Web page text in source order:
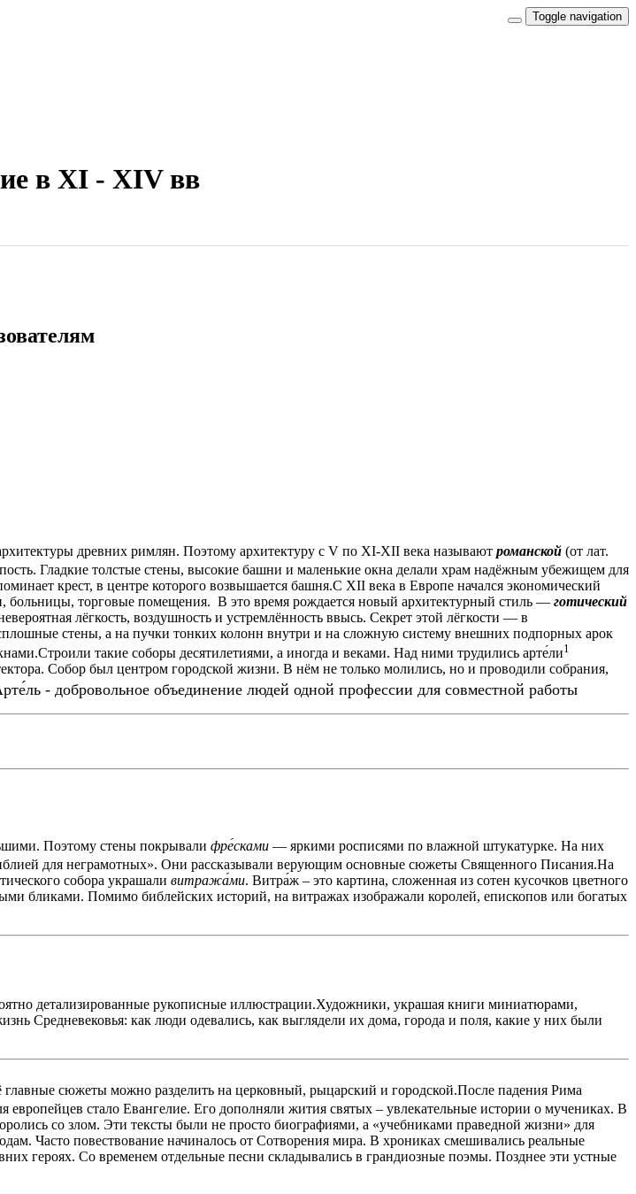
Toggle navigation
в XI - XIV вв
древних римлян. Поэтому архитектуру с V по XI-XII века называют романской (от лат.
Гладкие толстые стены, высокие башни и маленькие окна делали храм надёжным убежищем для
крест, в центре которого возвышается башня.С XII века в Европе начался экономический
больницы, торговые помещения. В это время рождается новый архитектурный стиль — готический
лёгкость, воздушность и устремлённость ввысь. Секрет этой лёгкости — в
стены, а на пучки тонких колонн внутри и на сложную систему внешних подпорных арок
такие соборы десятилетиями, а иногда и веками. Над ними трудились арте́ли1
Собор был центром городской жизни. В нём не только молились, но и проводили собрания,
- добровольное объединение людей одной профессии для совместной работы
Поэтому стены покрывали фре́сками — яркими росписями по влажной штукатурке. На них
для неграмотных». Они рассказывали верующим основные сюжеты Священного Писания.На
собора украшали витража́ми. Витра́ж – это картина, сложенная из сотен кусочков цветного
бликами. Помимо библейских историй, на витражах изображали королей, епископов или богатых
детализированные рукописные иллюстрации.Художники, украшая книги миниатюрами,
Средневековья: как люди одевались, как выглядели их дома, города и поля, какие у них были
главные сюжеты можно разделить на церковный, рыцарский и городской.После падения Рима
стало Евангелие. Его дополняли жития святых – увлекательные истории о мучениках. В
со злом. Эти тексты были не просто биографиями, а «учебниками праведной жизни» для
Часто повествование начиналось от Сотворения мира. В хрониках смешивались реальные
героях. Со временем отдельные песни складывались в грандиозные поэмы. Позднее эти устные